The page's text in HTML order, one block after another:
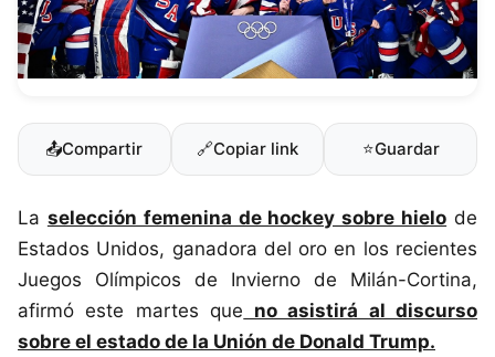
📤Compartir 🔗Copiar link ⭐Guardar
La selección femenina de hockey sobre hielo de
Estados Unidos, ganadora del oro en los recientes
Juegos Olímpicos de Invierno de Milán-Cortina,
afirmó este martes que no asistirá al discurso
sobre el estado de la Unión de Donald Trump.